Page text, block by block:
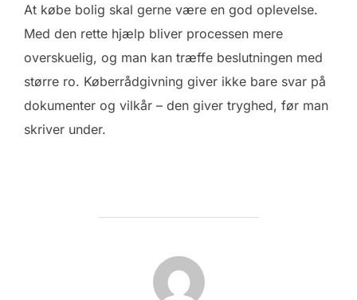
At købe bolig skal gerne være en god oplevelse.
Med den rette hjælp bliver processen mere
overskuelig, og man kan træffe beslutningen med
større ro. Køberrådgivning giver ikke bare svar på
dokumenter og vilkår – den giver tryghed, før man
skriver under.
FORFATTER